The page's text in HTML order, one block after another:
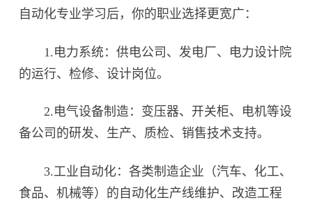
自动化专业学习后，你的职业选择更宽广：
1.电力系统：供电公司、发电厂、电力设计院
的运行、检修、设计岗位。
2.电气设备制造：变压器、开关柜、电机等设
备公司的研发、生产、质检、销售技术支持。
3.工业自动化：各类制造企业（汽车、化工、
食品、机械等）的自动化生产线维护、改造工程